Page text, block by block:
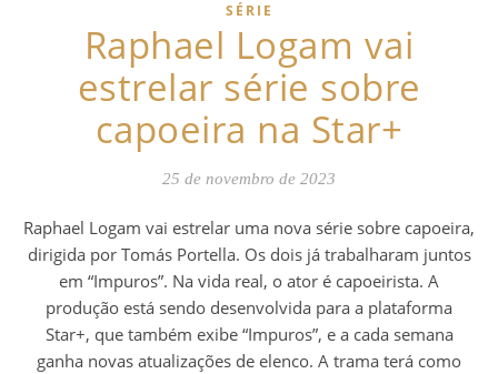
SÉRIE
Raphael Logam vai
estrelar série sobre
capoeira na Star+
25 de novembro de 2023
Raphael Logam vai estrelar uma nova série sobre capoeira,
dirigida por Tomás Portella. Os dois já trabalharam juntos
em “Impuros”. Na vida real, o ator é capoeirista. A
produção está sendo desenvolvida para a plataforma
Star+, que também exibe “Impuros”, e a cada semana
ganha novas atualizações de elenco. A trama terá como